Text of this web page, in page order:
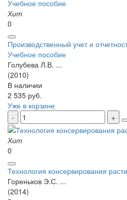
Хит
0
Производственный учет и
Учебное пособие
Голубева Л.В. ...
(2010)
В наличии
2 535 руб.
Уже в корзине
Хит
0
Технология консервирования
Гореньков Э.С. ...
(2014)